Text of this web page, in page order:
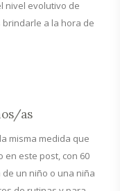
nivel evolutivo de
a la hora de
as
misma medida que
en este post, con 60
un niño o una niña